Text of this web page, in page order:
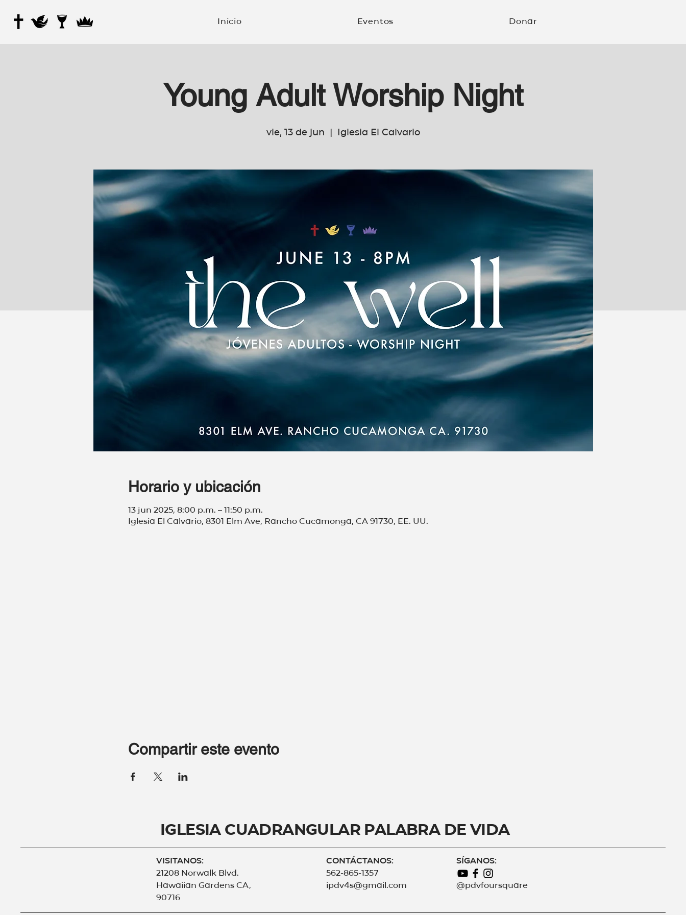
Inicio Eventos Donar
Young Adult Worship Night
vie, 13 de jun
  |
Iglesia El Calvario
Horario y ubicación
13 jun 2025, 8:00 p.m. – 11:50 p.m.
Iglesia El Calvario, 8301 Elm Ave, Rancho Cucamonga, CA 91730, EE. UU.
Compartir este evento
Iglesia Cuadrangular Palabra de Vida
VISITANOS:
21208 Norwalk Blvd.
Hawaiian Gardens CA,
90716
CONTÁCTANOS:
562-865-1357
ipdv4s@gmail.com
SÍGANOS:
@pdvfoursquare